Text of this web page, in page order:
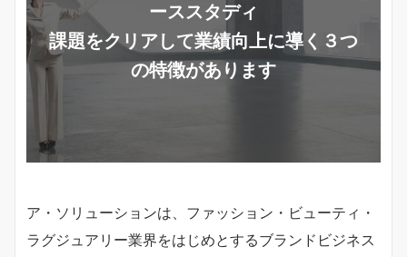
ーススタディ
課題をクリアして業績向上に導く３つ
の特徴があります
ア・ソリューションは、ファッション・ビューティ・
ラグジュアリー業界をはじめとするブランドビジネス